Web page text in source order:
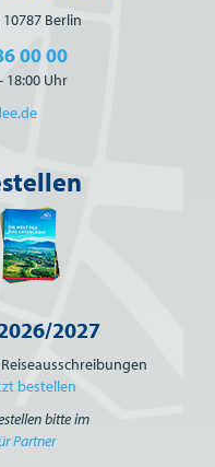
Berlin
00 00
18:00 Uhr
2027
bestellen
bitte im
Partner